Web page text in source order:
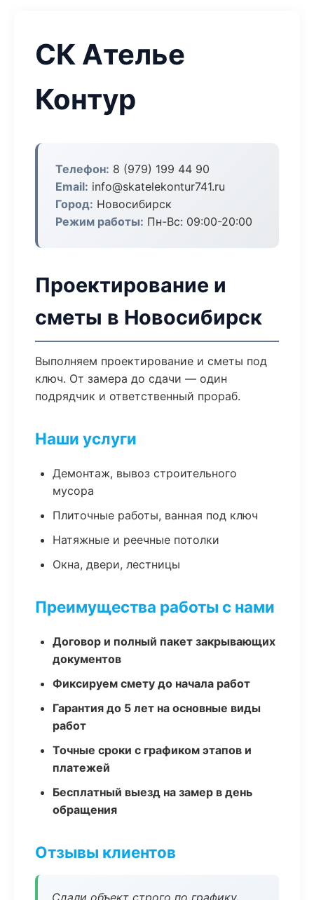
СК Ателье
Контур
Телефон: 8 (979) 199 44 90
Email: info@skatelekontur741.ru
Город: Новосибирск
Режим работы: Пн-Вс: 09:00-20:00
Проектирование и
сметы в Новосибирск
Выполняем проектирование и сметы под
ключ. От замера до сдачи — один
подрядчик и ответственный прораб.
Наши услуги
Демонтаж, вывоз строительного
мусора
Плиточные работы, ванная под ключ
Натяжные и реечные потолки
Окна, двери, лестницы
Преимущества работы с нами
Договор и полный пакет закрывающих
документов
Фиксируем смету до начала работ
Гарантия до 5 лет на основные виды
работ
Точные сроки с графиком этапов и
платежей
Бесплатный выезд на замер в день
обращения
Отзывы клиентов
Сдали объект строго по графику.